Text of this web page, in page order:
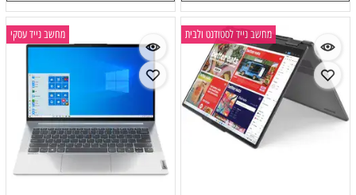
מחשב נייד לסטודנט ולבית מחשב נייד עסקי